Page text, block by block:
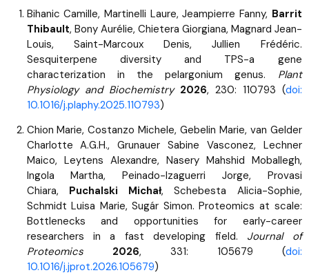
Bihanic Camille, Martinelli Laure, Jeampierre Fanny, Barrit
Thibault, Bony Aurélie, Chietera Giorgiana, Magnard Jean-
Louis, Saint-Marcoux Denis, Jullien Frédéric.
Sesquiterpene diversity and TPS-a gene
characterization in the pelargonium genus. Plant
Physiology and Biochemistry 2026, 230: 110793 (doi:
10.1016/j.plaphy.2025.110793)
Chion Marie, Costanzo Michele, Gebelin Marie, van Gelder
Charlotte A.G.H., Grunauer Sabine Vasconez, Lechner
Maico, Leytens Alexandre, Nasery Mahshid Moballegh,
Ingola Martha, Peinado-Izaguerri Jorge, Provasi
Chiara, Puchalski Michał, Schebesta Alicia-Sophie,
Schmidt Luisa Marie, Sugár Simon. Proteomics at scale:
Bottlenecks and opportunities for early-career
researchers in a fast developing field. Journal of
Proteomics
2026, 331: 105679 (doi:
10.1016/j.jprot.2026.105679)